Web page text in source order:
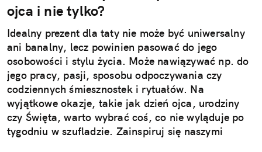
ojca i nie tylko?
Idealny prezent dla taty nie może być uniwersalny
ani banalny, lecz powinien pasować do jego
osobowości i stylu życia. Może nawiązywać np. do
jego pracy, pasji, sposobu odpoczywania czy
codziennych śmiesznostek i rytuałów. Na
wyjątkowe okazje, takie jak dzień ojca, urodziny
czy Święta, warto wybrać coś, co nie wyląduje po
tygodniu w szufladzie. Zainspiruj się naszymi